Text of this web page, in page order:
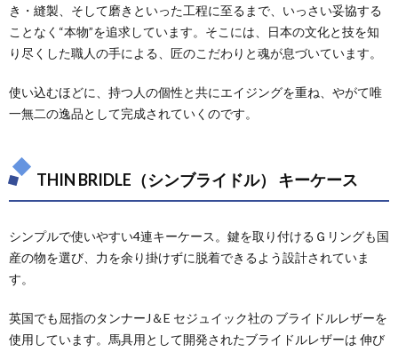
き・縫製、そして磨きといった工程に至るまで、いっさい妥協する
ことなく“本物”を追求しています。そこには、日本の文化と技を知
り尽くした職人の手による、匠のこだわりと魂が息づいています。
使い込むほどに、持つ人の個性と共にエイジングを重ね、やがて唯
一無二の逸品として完成されていくのです。
THIN BRIDLE（シンブライドル） キーケース
シンプルで使いやすい4連キーケース。鍵を取り付けるＧリングも国
産の物を選び、力を余り掛けずに脱着できるよう設計されていま
す。
英国でも屈指のタンナーJ＆E セジュイック社の ブライドルレザーを
使用しています。馬具用として開発されたブライドルレザーは 伸び